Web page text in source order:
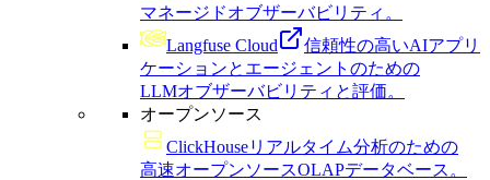
マネージドオブザーバビリティ。
Langfuse Cloud
信頼性の高いAIアプリ
ケーションとエージェントのための
LLMオブザーバビリティと評価。
オープンソース
ClickHouseリアルタイム分析のための
高速オープンソースOLAPデータベース。